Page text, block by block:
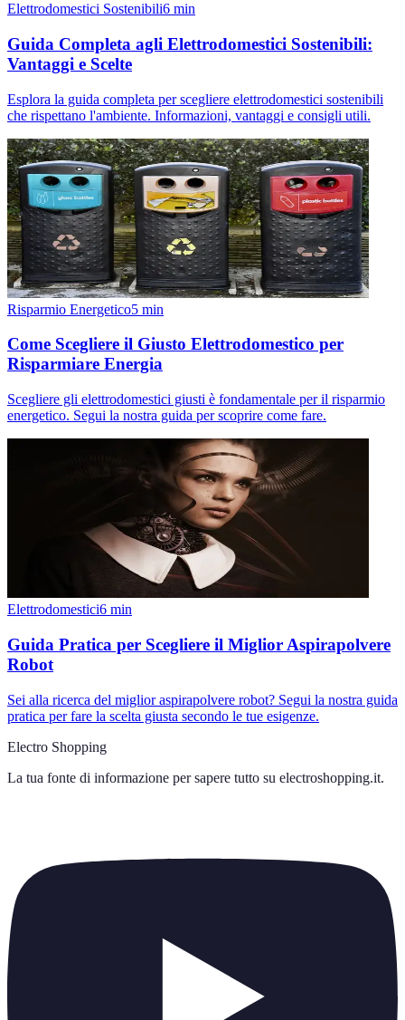
Elettrodomestici Sostenibili6 min
Guida Completa agli Elettrodomestici Sostenibili:
Vantaggi e Scelte
Esplora la guida completa per scegliere elettrodomestici sostenibili
che rispettano l'ambiente. Informazioni, vantaggi e consigli utili.
Risparmio Energetico5 min
Come Scegliere il Giusto Elettrodomestico per
Risparmiare Energia
Scegliere gli elettrodomestici giusti è fondamentale per il risparmio
energetico. Segui la nostra guida per scoprire come fare.
Elettrodomestici6 min
Guida Pratica per Scegliere il Miglior Aspirapolvere
Robot
Sei alla ricerca del miglior aspirapolvere robot? Segui la nostra guida
pratica per fare la scelta giusta secondo le tue esigenze.
Electro Shopping
La tua fonte di informazione per sapere tutto su electroshopping.it.